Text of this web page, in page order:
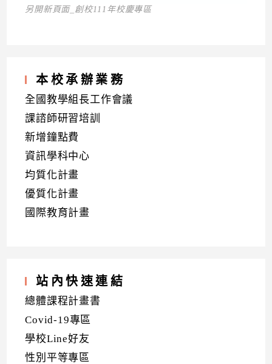
另開新頁面_創校111年校慶專區
本校承辦業務
全國教學組長工作會議
課諮師研習培訓
新增鐘點費
資訊學科中心
均質化計畫
優質化計畫
國際教育計畫
站內快速連結
總體課程計畫書
Covid-19專區
學校Line好友
性別平等專區